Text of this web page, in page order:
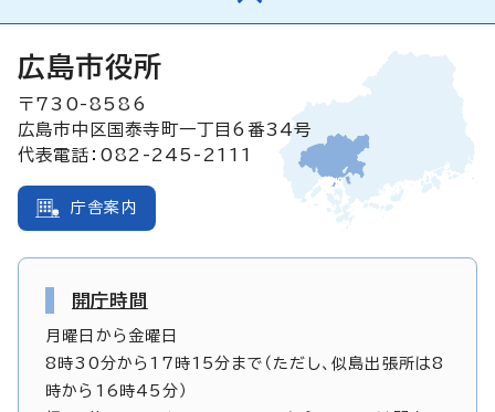
広島市役所
〒730-8586
広島市中区国泰寺町一丁目6番34号
代表電話：082-245-2111
庁舎案内
開庁時間
月曜日から金曜日
8時30分から17時15分まで（ただし、似島出張所は8
時から16時45分）